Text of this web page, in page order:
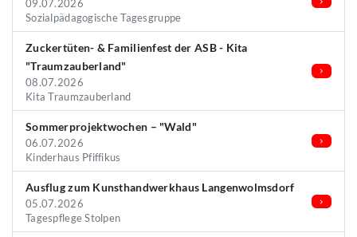
09.07.2026
Sozialpädagogische Tagesgruppe
Zuckertüten- & Familienfest der ASB - Kita
"Traumzauberland"
08.07.2026
Kita Traumzauberland
Sommerprojektwochen – "Wald"
06.07.2026
Kinderhaus Pfiffikus
Ausflug zum Kunsthandwerkhaus Langenwolmsdorf
05.07.2026
Tagespflege Stolpen